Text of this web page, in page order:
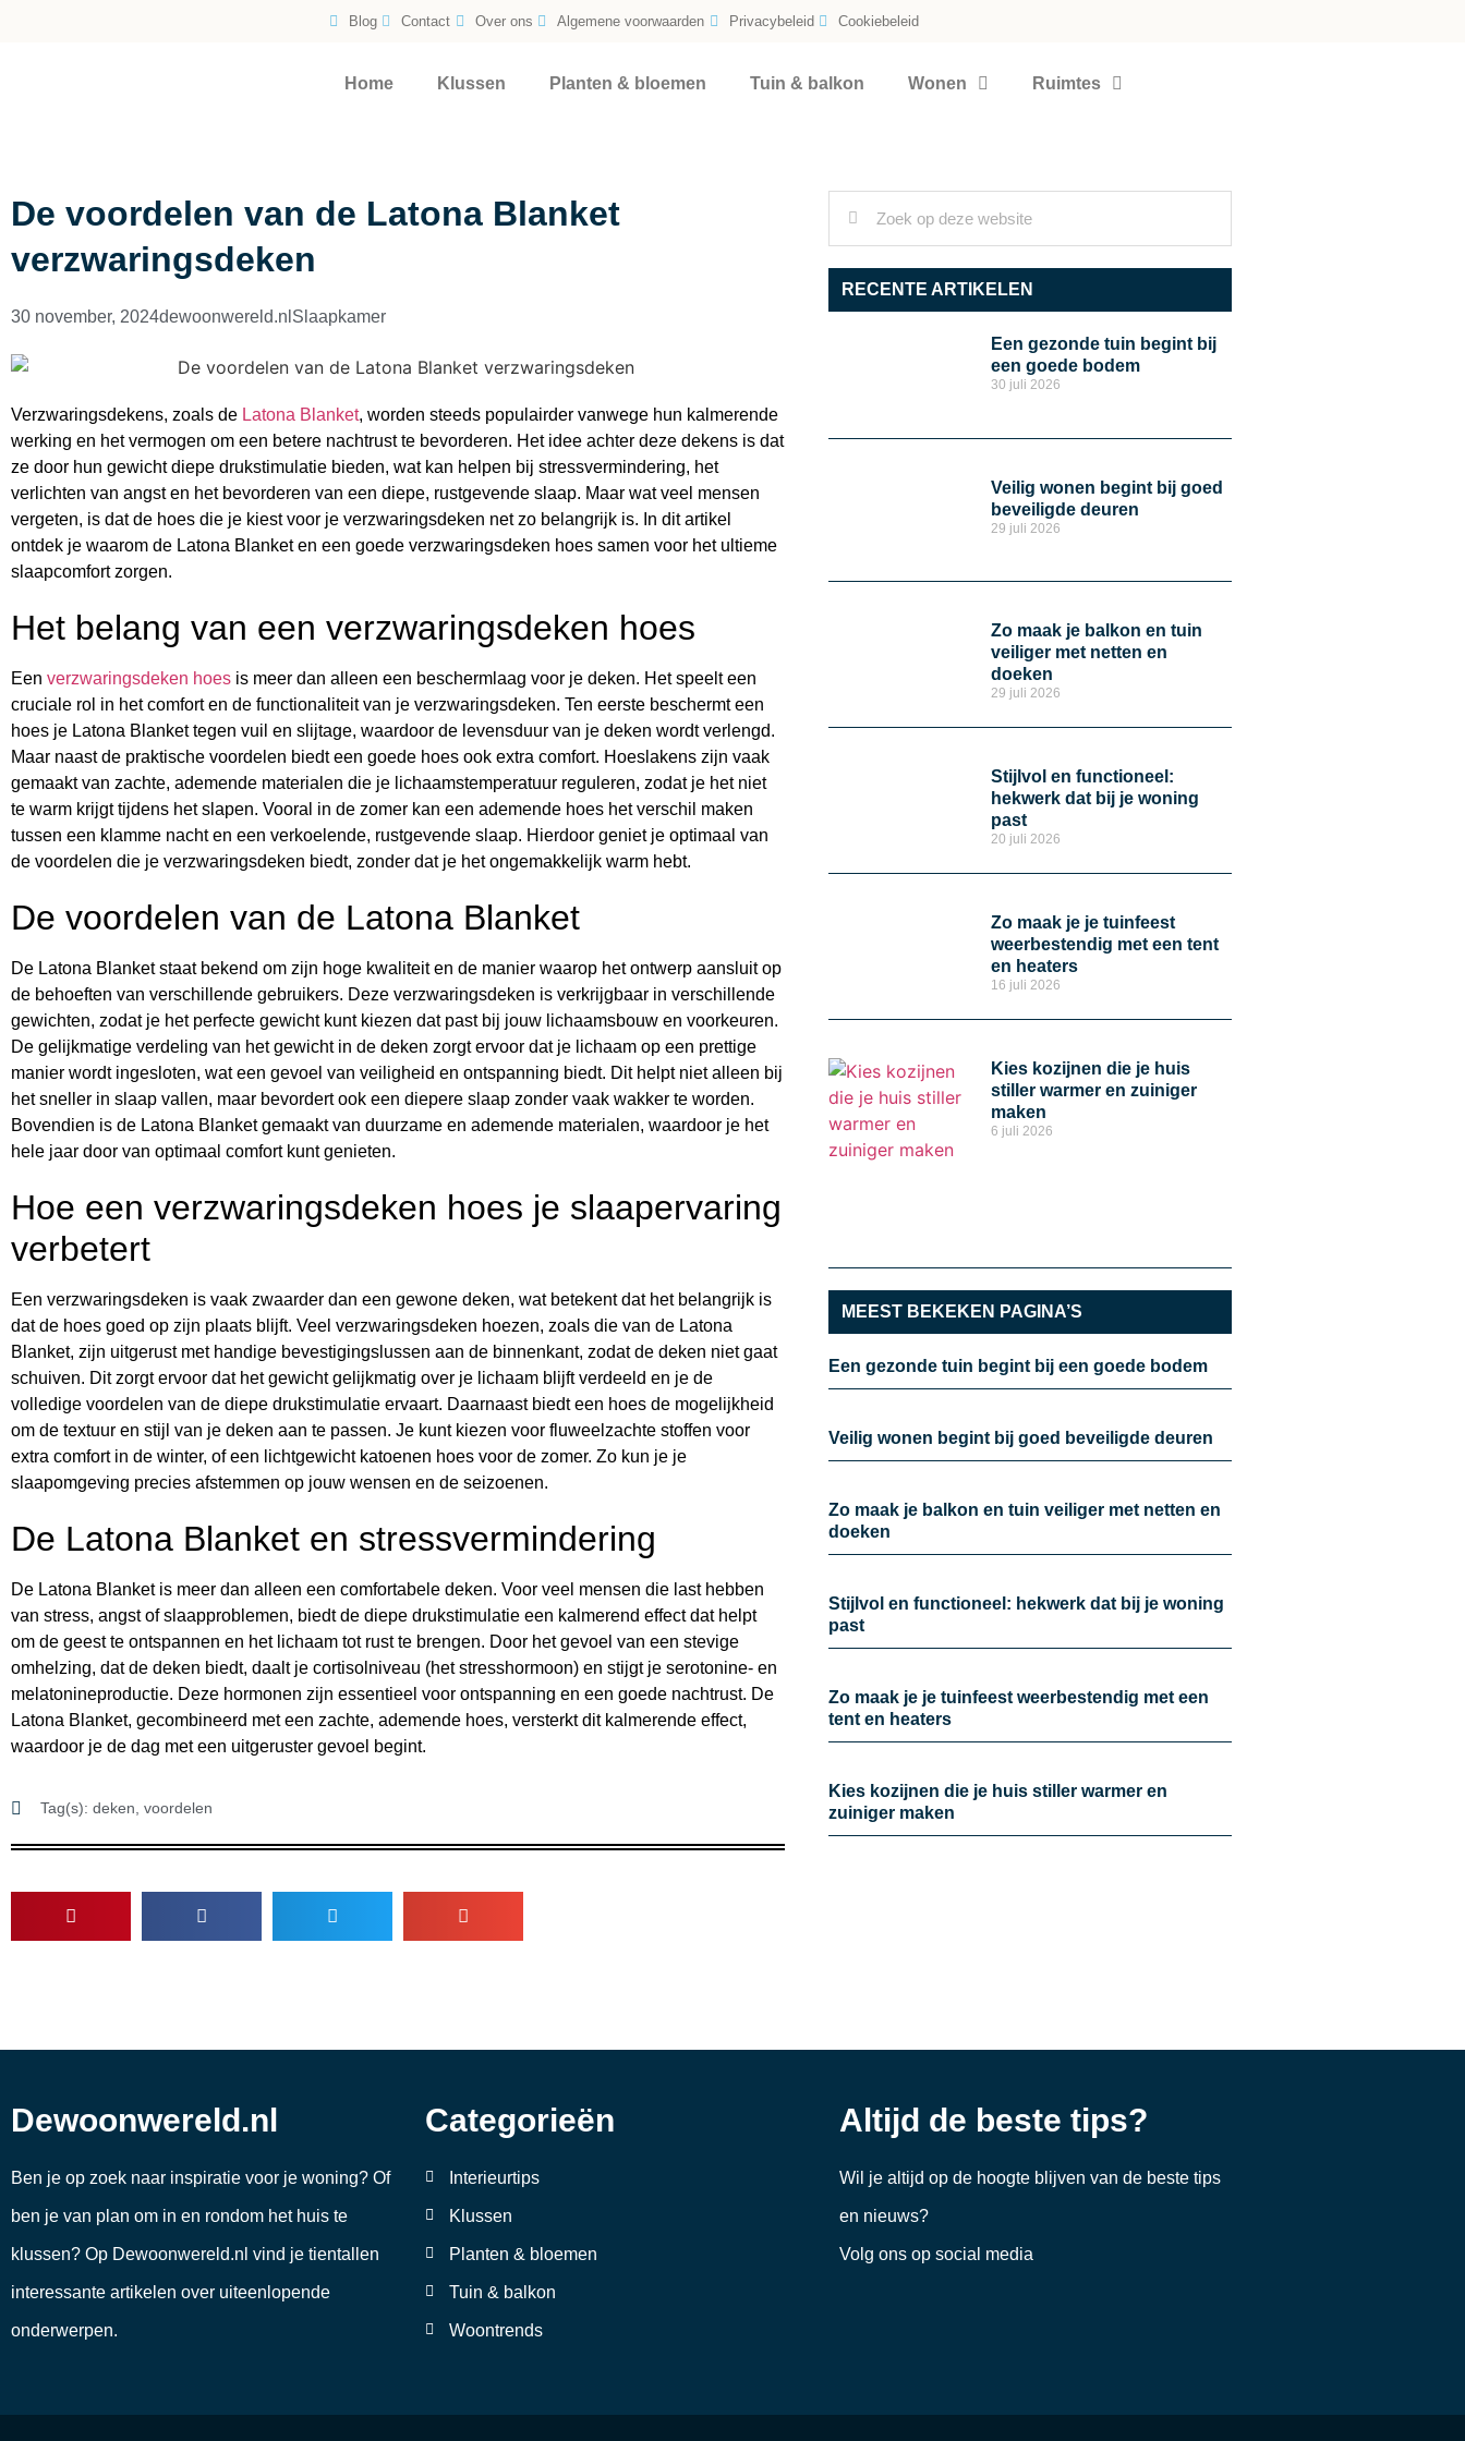
Blog Contact Over ons Algemene voorwaarden Privacybeleid Cookiebeleid
Home Klussen Planten & bloemen Tuin & balkon Wonen Ruimtes
De voordelen van de Latona Blanket
verzwaringsdeken
30 november, 2024dewoonwereld.nl Slaapkamer
Verzwaringsdekens, zoals de Latona Blanket, worden steeds populairder vanwege hun kalmerende
werking en het vermogen om een betere nachtrust te bevorderen. Het idee achter deze dekens is dat
ze door hun gewicht diepe drukstimulatie bieden, wat kan helpen bij stressvermindering, het
verlichten van angst en het bevorderen van een diepe, rustgevende slaap. Maar wat veel mensen
vergeten, is dat de hoes die je kiest voor je verzwaringsdeken net zo belangrijk is. In dit artikel
ontdek je waarom de Latona Blanket en een goede verzwaringsdeken hoes samen voor het ultieme
slaapcomfort zorgen.
Het belang van een verzwaringsdeken hoes
Een verzwaringsdeken hoes is meer dan alleen een beschermlaag voor je deken. Het speelt een
cruciale rol in het comfort en de functionaliteit van je verzwaringsdeken. Ten eerste beschermt een
hoes je Latona Blanket tegen vuil en slijtage, waardoor de levensduur van je deken wordt verlengd.
Maar naast de praktische voordelen biedt een goede hoes ook extra comfort. Hoeslakens zijn vaak
gemaakt van zachte, ademende materialen die je lichaamstemperatuur reguleren, zodat je het niet
te warm krijgt tijdens het slapen. Vooral in de zomer kan een ademende hoes het verschil maken
tussen een klamme nacht en een verkoelende, rustgevende slaap. Hierdoor geniet je optimaal van
de voordelen die je verzwaringsdeken biedt, zonder dat je het ongemakkelijk warm hebt.
De voordelen van de Latona Blanket
De Latona Blanket staat bekend om zijn hoge kwaliteit en de manier waarop het ontwerp aansluit op
de behoeften van verschillende gebruikers. Deze verzwaringsdeken is verkrijgbaar in verschillende
gewichten, zodat je het perfecte gewicht kunt kiezen dat past bij jouw lichaamsbouw en voorkeuren.
De gelijkmatige verdeling van het gewicht in de deken zorgt ervoor dat je lichaam op een prettige
manier wordt ingesloten, wat een gevoel van veiligheid en ontspanning biedt. Dit helpt niet alleen bij
het sneller in slaap vallen, maar bevordert ook een diepere slaap zonder vaak wakker te worden.
Bovendien is de Latona Blanket gemaakt van duurzame en ademende materialen, waardoor je het
hele jaar door van optimaal comfort kunt genieten.
Hoe een verzwaringsdeken hoes je slaapervaring
verbetert
Een verzwaringsdeken is vaak zwaarder dan een gewone deken, wat betekent dat het belangrijk is
dat de hoes goed op zijn plaats blijft. Veel verzwaringsdeken hoezen, zoals die van de Latona
Blanket, zijn uitgerust met handige bevestigingslussen aan de binnenkant, zodat de deken niet gaat
schuiven. Dit zorgt ervoor dat het gewicht gelijkmatig over je lichaam blijft verdeeld en je de
volledige voordelen van de diepe drukstimulatie ervaart. Daarnaast biedt een hoes de mogelijkheid
om de textuur en stijl van je deken aan te passen. Je kunt kiezen voor fluweelzachte stoffen voor
extra comfort in de winter, of een lichtgewicht katoenen hoes voor de zomer. Zo kun je je
slaapomgeving precies afstemmen op jouw wensen en de seizoenen.
De Latona Blanket en stressvermindering
De Latona Blanket is meer dan alleen een comfortabele deken. Voor veel mensen die last hebben
van stress, angst of slaapproblemen, biedt de diepe drukstimulatie een kalmerend effect dat helpt
om de geest te ontspannen en het lichaam tot rust te brengen. Door het gevoel van een stevige
omhelzing, dat de deken biedt, daalt je cortisolniveau (het stresshormoon) en stijgt je serotonine- en
melatonineproductie. Deze hormonen zijn essentieel voor ontspanning en een goede nachtrust. De
Latona Blanket, gecombineerd met een zachte, ademende hoes, versterkt dit kalmerende effect,
waardoor je de dag met een uitgeruster gevoel begint.
Tag(s): deken voordelen
RECENTE ARTIKELEN
Een gezonde tuin begint bij
een goede bodem
30 juli 2026
Veilig wonen begint bij goed
beveiligde deuren
29 juli 2026
Zo maak je balkon en tuin
veiliger met netten en
doeken
29 juli 2026
Stijlvol en functioneel:
hekwerk dat bij je woning
past
20 juli 2026
Zo maak je je tuinfeest
weerbestendig met een tent
en heaters
16 juli 2026
Kies kozijnen die je huis
stiller warmer en zuiniger
maken
6 juli 2026
MEEST BEKEKEN PAGINA’S
Een gezonde tuin begint bij een goede bodem
Veilig wonen begint bij goed beveiligde deuren
Zo maak je balkon en tuin veiliger met netten en
doeken
Stijlvol en functioneel: hekwerk dat bij je woning
past
Zo maak je je tuinfeest weerbestendig met een
tent en heaters
Kies kozijnen die je huis stiller warmer en
zuiniger maken
Dewoonwereld.nl
Ben je op zoek naar inspiratie voor je woning? Of
ben je van plan om in en rondom het huis te
klussen? Op Dewoonwereld.nl vind je tientallen
interessante artikelen over uiteenlopende
onderwerpen.
Categorieën
Interieurtips
Klussen
Planten & bloemen
Tuin & balkon
Woontrends
Altijd de beste tips?
Wil je altijd op de hoogte blijven van de beste tips
en nieuws?
Volg ons op social media